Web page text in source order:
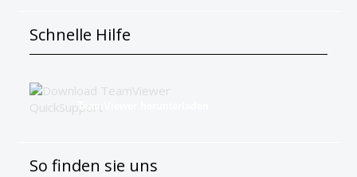
Schnelle Hilfe
TeamViewer herunterladen
So finden sie uns